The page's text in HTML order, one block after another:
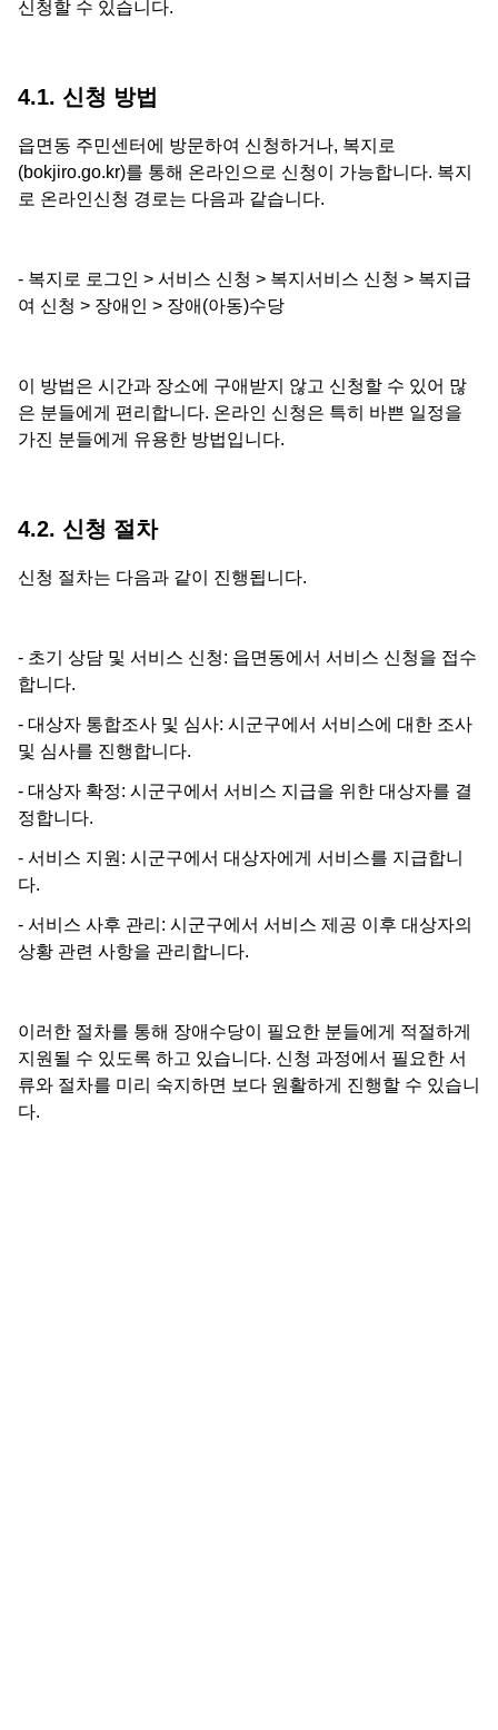
신청할 수 있습니다.
4.1. 신청 방법
읍면동 주민센터에 방문하여 신청하거나, 복지로
(bokjiro.go.kr)를 통해 온라인으로 신청이 가능합니다. 복지
로 온라인신청 경로는 다음과 같습니다.
- 복지로 로그인 > 서비스 신청 > 복지서비스 신청 > 복지급
여 신청 > 장애인 > 장애(아동)수당
이 방법은 시간과 장소에 구애받지 않고 신청할 수 있어 많
은 분들에게 편리합니다. 온라인 신청은 특히 바쁜 일정을
가진 분들에게 유용한 방법입니다.
4.2. 신청 절차
신청 절차는 다음과 같이 진행됩니다.
- 초기 상담 및 서비스 신청: 읍면동에서 서비스 신청을 접수
합니다.
- 대상자 통합조사 및 심사: 시군구에서 서비스에 대한 조사
및 심사를 진행합니다.
- 대상자 확정: 시군구에서 서비스 지급을 위한 대상자를 결
정합니다.
- 서비스 지원: 시군구에서 대상자에게 서비스를 지급합니
다.
- 서비스 사후 관리: 시군구에서 서비스 제공 이후 대상자의
상황 관련 사항을 관리합니다.
이러한 절차를 통해 장애수당이 필요한 분들에게 적절하게
지원될 수 있도록 하고 있습니다. 신청 과정에서 필요한 서
류와 절차를 미리 숙지하면 보다 원활하게 진행할 수 있습니
다.